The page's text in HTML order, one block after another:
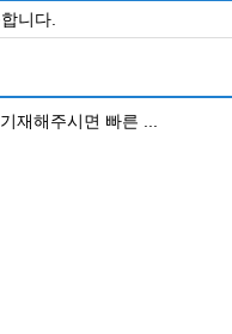
니다.
재해주시면 빠른 ...